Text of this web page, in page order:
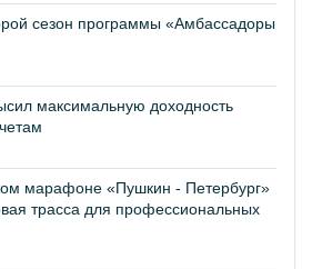
сезон программы «Амбассадоры
максимальную доходность
марафоне «Пушкин - Петербург»
трасса для профессиональных